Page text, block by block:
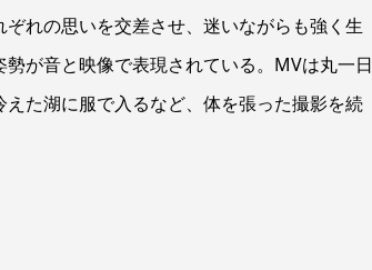
れの思いを交差させ、迷いながらも強く生
が音と映像で表現されている。MVは丸一日
た湖に服で入るなど、体を張った撮影を続